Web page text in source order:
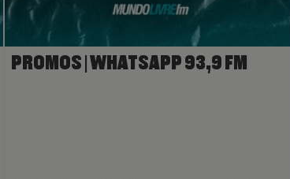
PROMOS | WHATSAPP 93,9 FM